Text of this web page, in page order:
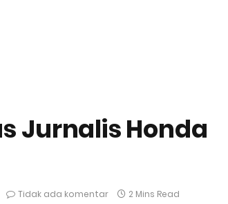
Jurnalis Honda
Tidak ada komentar 2 Mins Read